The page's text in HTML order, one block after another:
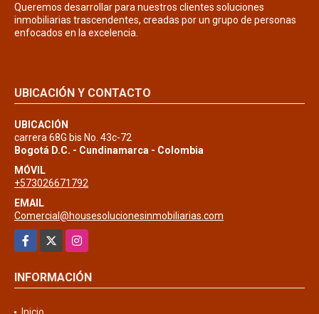
Queremos desarrollar para nuestros clientes soluciones
inmobiliarias trascendentes, creadas por un grupo de personas
enfocados en la excelencia.
UBICACIÓN Y CONTACTO
UBICACIÓN
carrera 68G bis No. 43c-72
Bogotá D.C. - Cundinamarca - Colombia
MÓVIL
+573026671792
EMAIL
Comercial@housesolucionesinmobiliarias.com
Facebook
Instagram
INFORMACIÓN
Inicio